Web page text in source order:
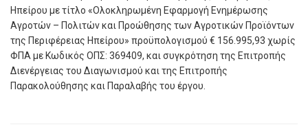
Ηπείρου με τίτλο «Ολοκληρωμένη Εφαρμογή Ενημέρωσης
Αγροτών – Πολιτών και Προώθησης των Αγροτικών Προϊόντων
της Περιφέρειας Ηπείρου» προϋπολογισμού € 156.995,93 χωρίς
ΦΠΑ με Κωδικός ΟΠΣ: 369409, και συγκρότηση της Επιτροπής
Διενέργειας του Διαγωνισμού και της Επιτροπής
Παρακολούθησης και Παραλαβής του έργου.